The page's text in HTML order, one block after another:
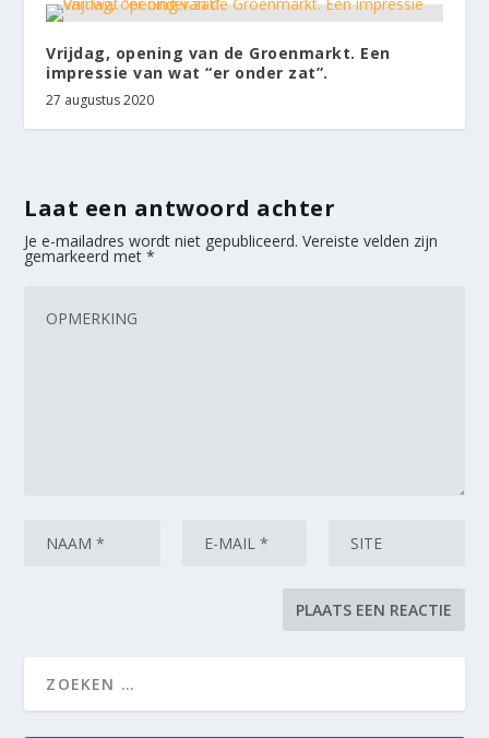
Vrijdag, opening van de Groenmarkt. Een
impressie van wat “er onder zat”.
27 augustus 2020
Laat een antwoord achter
Je e-mailadres wordt niet gepubliceerd. Vereiste velden zijn
gemarkeerd met*